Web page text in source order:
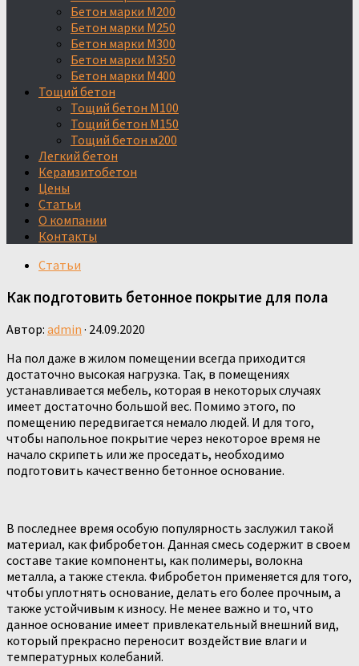
Бетон марки М200
Бетон марки М250
Бетон марки М300
Бетон марки М350
Бетон марки М400
Тощий бетон
Тощий бетон М100
Тощий бетон М150
Тощий бетон м200
Легкий бетон
Керамзитобетон
Цены
Статьи
О компании
Контакты
Статьи
Как подготовить бетонное покрытие для пола
Автор: admin · 24.09.2020
На пол даже в жилом помещении всегда приходится
достаточно высокая нагрузка. Так, в помещениях
устанавливается мебель, которая в некоторых случаях
имеет достаточно большой вес. Помимо этого, по
помещению передвигается немало людей. И для того,
чтобы напольное покрытие через некоторое время не
начало скрипеть или же проседать, необходимо
подготовить качественно бетонное основание.
В последнее время особую популярность заслужил такой
материал, как фибробетон. Данная смесь содержит в своем
составе такие компоненты, как полимеры, волокна
металла, а также стекла. Фибробетон применяется для того,
чтобы уплотнять основание, делать его более прочным, а
также устойчивым к износу. Не менее важно и то, что
данное основание имеет привлекательный внешний вид,
который прекрасно переносит воздействие влаги и
температурных колебаний.